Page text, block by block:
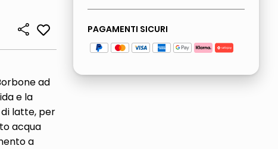
ad
e la
latte, per
acqua
a
PAGAMENTI SICURI